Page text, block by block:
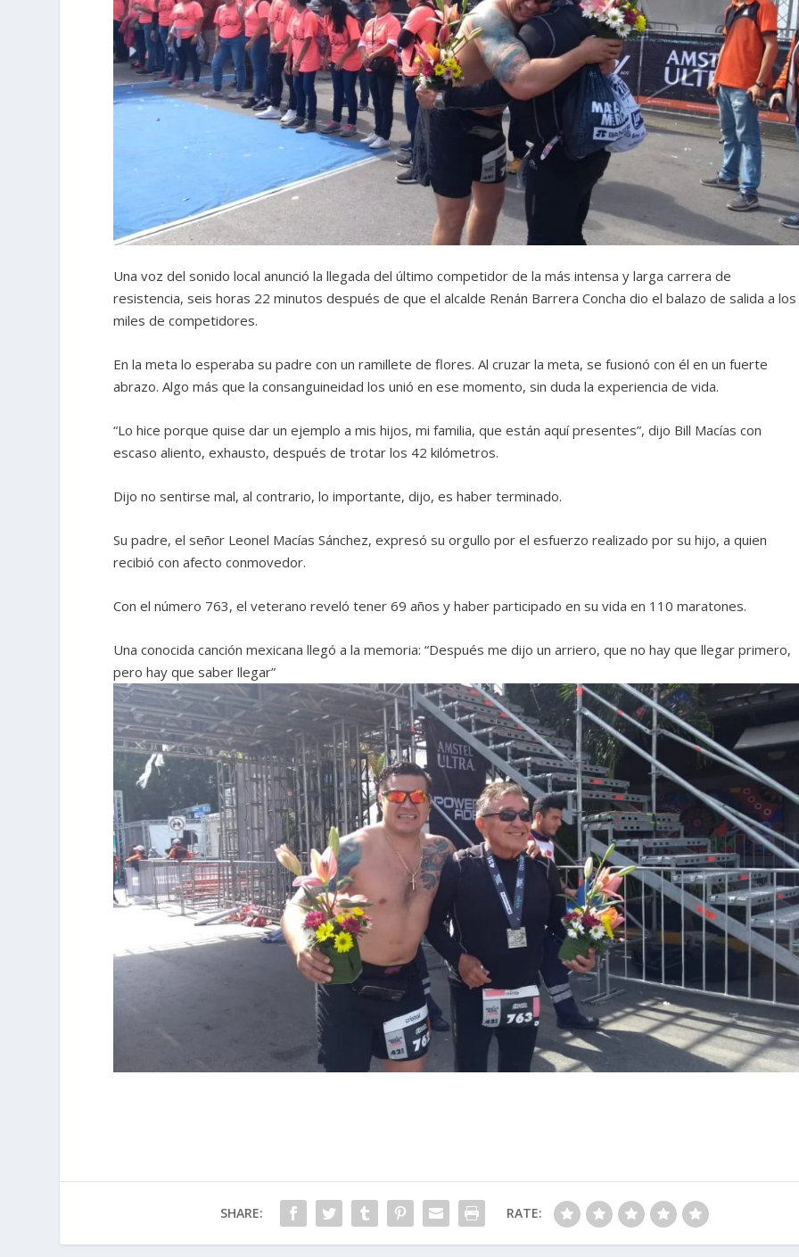
Una voz del sonido local anunció la llegada del último competidor de la más intensa y larga carrera de
resistencia, seis horas 22 minutos después de que el alcalde Renán Barrera Concha dio el balazo de salida a los
miles de competidores.
En la meta lo esperaba su padre con un ramillete de flores. Al cruzar la meta, se fusionó con él en un fuerte
abrazo. Algo más que la consanguineidad los unió en ese momento, sin duda la experiencia de vida.
“Lo hice porque quise dar un ejemplo a mis hijos, mi familia, que están aquí presentes”, dijo Bill Macías con
escaso aliento, exhausto, después de trotar los 42 kilómetros.
Dijo no sentirse mal, al contrario, lo importante, dijo, es haber terminado.
Su padre, el señor Leonel Macías Sánchez, expresó su orgullo por el esfuerzo realizado por su hijo, a quien
recibió con afecto conmovedor.
Con el número 763, el veterano reveló tener 69 años y haber participado en su vida en 110 maratones.
Una conocida canción mexicana llegó a la memoria: “Después me dijo un arriero, que no hay que llegar primero,
pero hay que saber llegar”
SHARE: RATE: